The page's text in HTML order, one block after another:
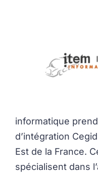
informatique
d’intégration
Est de la France.
spécialisent dans